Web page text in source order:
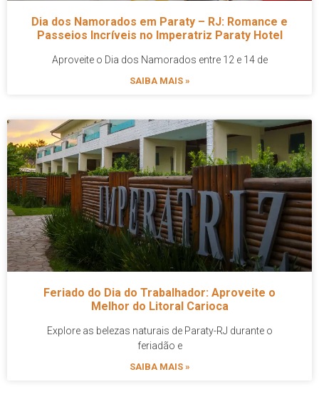
Dia dos Namorados em Paraty – RJ: Romance e
Passeios Incríveis no Imperatriz Paraty Hotel
Aproveite o Dia dos Namorados entre 12 e 14 de
SAIBA MAIS »
Feriado do Dia do Trabalhador: Aproveite o
Melhor do Litoral Carioca
Explore as belezas naturais de Paraty-RJ durante o
feriadão e
SAIBA MAIS »